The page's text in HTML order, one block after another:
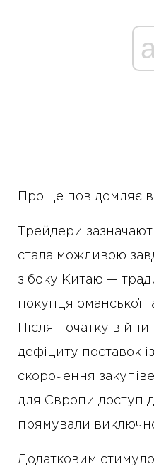
Про це повідомляє
Трейдери
стала можливою
з боку Китаю —
покупця оманської
Після початку
дефіциту поставок
скорочення
для Європи доступ
прямували
Додатковим